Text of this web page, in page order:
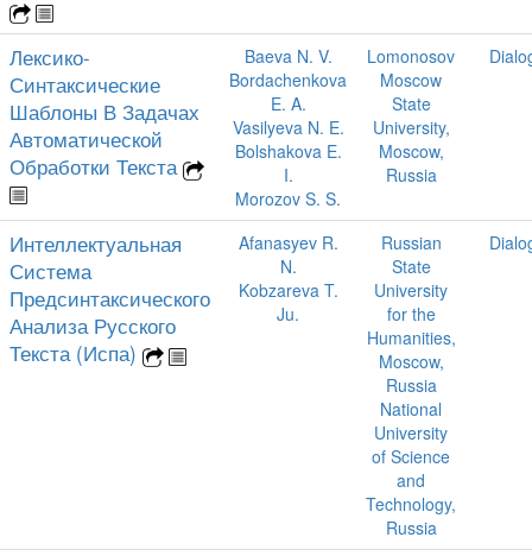
Лексико-
Синтаксические
Шаблоны В Задачах
Автоматической
Обработки Текста
Baeva N. V.
Bordachenkova
E. A.
Vasilyeva N. E.
Bolshakova E.
I.
Morozov S. S.
Lomonosov
Moscow
State
University,
Moscow,
Russia
Интеллектуальная
Система
Предсинтаксического
Анализа Русского
Текста (Испа)
Afanasyev R.
N.
Kobzareva T.
Ju.
Russian
State
University
for the
Humanities,
Moscow,
Russia
National
University
of Science
and
Technology,
Russia